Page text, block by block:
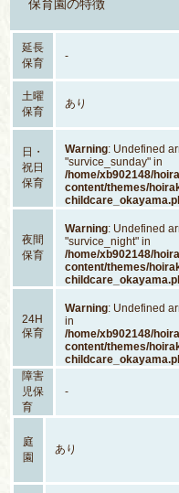
保育園の特徴
延長
保育
-
土曜
保育
あり
日・
祝日
保育
Warning: Undefined
"survice_sunday" in
/home/xb902148/
content/themes/
夜間
保育
Warning: Undefined
"survice_night" in
/home/xb902148/
content/themes/
24H
保育
Warning: Undefined
in
/home/xb902148/
content/themes/
障害
児保
育
-
庭
園
あり